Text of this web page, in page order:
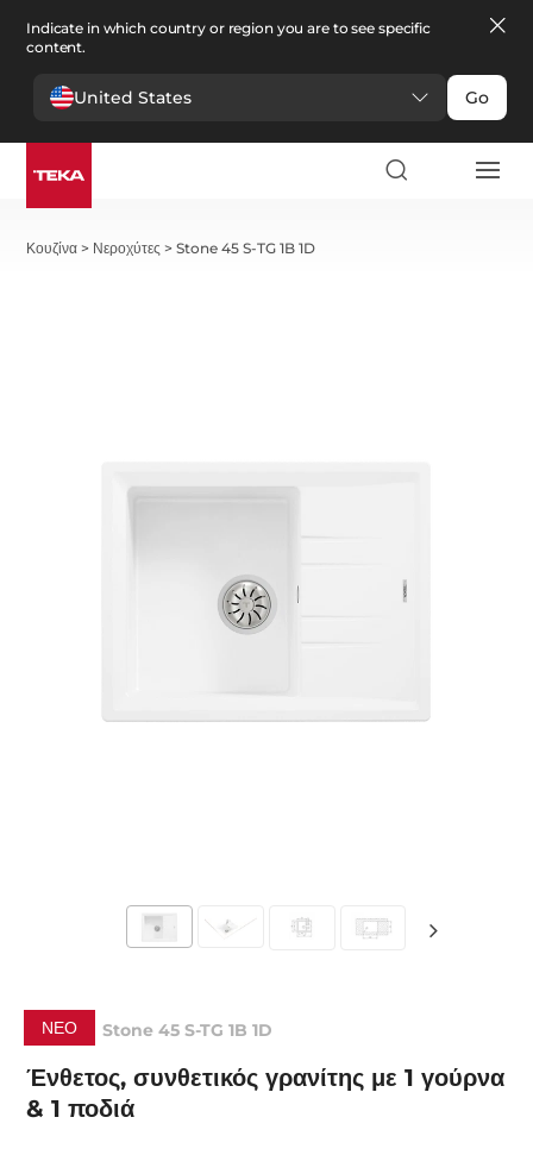
Indicate in which country or region you are to see specific
content.
United States Go
Κουζίνα > Νεροχύτες >Stone 45 S-TG 1B 1D
ΝΈΟ Stone 45 S-TG 1B 1D
Ένθετος, συνθετικός γρανίτης με 1 γούρνα
& 1 ποδιά